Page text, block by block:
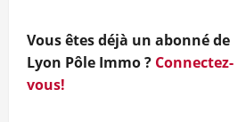
Vous êtes déjà un abonné de
Lyon Pôle Immo ? Connectez-
vous!